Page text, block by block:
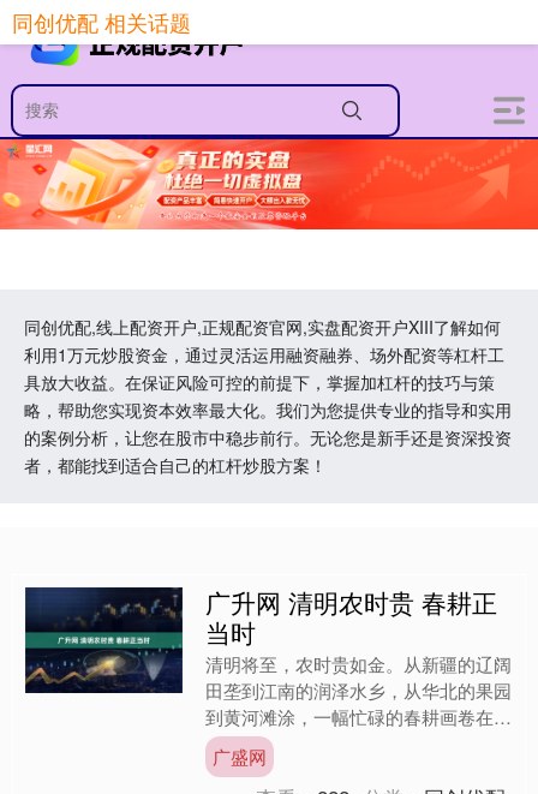
同创优配,线上配资开户,正规配资官网,实盘配资开户XIII‌了解如何
利用1万元炒股资金，通过灵活运用融资融券、场外配资等杠杆工
具放大收益。在保证风险可控的前提下，掌握加杠杆的技巧与策
略，帮助您实现资本效率最大化。我们为您提供专业的指导和实用
的案例分析，让您在股市中稳步前行。无论您是新手还是资深投资
者，都能找到适合自己的杠杆炒股方案！
同创优配 相关话题
广升网 清明农时贵 春耕正
当时
清明将至，农时贵如金。从新疆的辽阔
田垄到江南的润泽水乡，从华北的果园
到黄河滩涂，一幅忙碌的春耕画卷在神
州大地铺展。农民们抢抓墒情，在田
间、果园、茶园里播种、施肥....
广盛网